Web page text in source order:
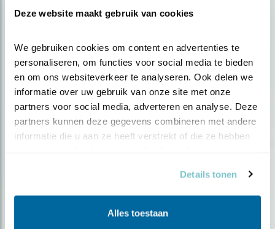
Deze website maakt gebruik van cookies
We gebruiken cookies om content en advertenties te
personaliseren, om functies voor social media te bieden
en om ons websiteverkeer te analyseren. Ook delen we
informatie over uw gebruik van onze site met onze
partners voor social media, adverteren en analyse. Deze
partners kunnen deze gegevens combineren met andere
informatie die u aan ze heeft verstrekt of die ze hebben
Details tonen
Alles toestaan